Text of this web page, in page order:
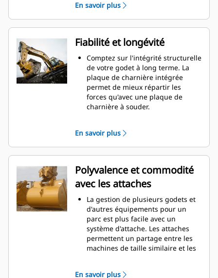
double améliore le flux des
matières dans le godet. Le
dégagement de talon accru
garantit que le fond du godet ne
frotte pas, ce qui réduit les coûts
d'entretien.
La consommation de carburant est
maximale lors de l'excavation. Les
godets Cat sont conçus pour
creuser dans les matériaux
rapidement afin d'améliorer
Chargez plus de matière plus
rapidement. La forme et les barres
latérales du godet permettent une
rétention optimale des matériaux
dans le godet à chaque charge.
En savoir plus
Fiabilité et longévité
Comptez sur l'intégrité structurelle
de votre godet à long terme. La
plaque de charnière intégrée
permet de mieux répartir les
forces qu'avec une plaque de
charnière à souder.
sont résistants à l'abrasion, en
particulier dans les zones d'usure
excessive.
Avec les outils d'attaque du sol Cat
(GET), protégez les zones d'usure
excessive les plus importantes de
votre godet lorsqu'il entre en
contact avec les matériaux.
Avec les outils d'attaque du sol
Cat ® Advansys™(GET), augmentez
la productivité pour les
applications exigeantes, facilitez la
pénétration dans les tas et
Fixez et retirez les pointes en un
En savoir plus
Polyvalence et commodité
avec les attaches
La gestion de plusieurs godets et
d'autres équipements pour un
parc est plus facile avec un
système d'attache. Les attaches
permettent un partage entre les
machines de taille similaire et les
En savoir plus